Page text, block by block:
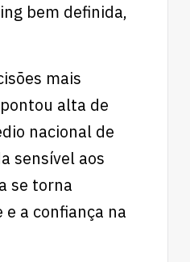
bem definida,
mais
alta de
nacional de
sensível aos
se torna
a confiança na